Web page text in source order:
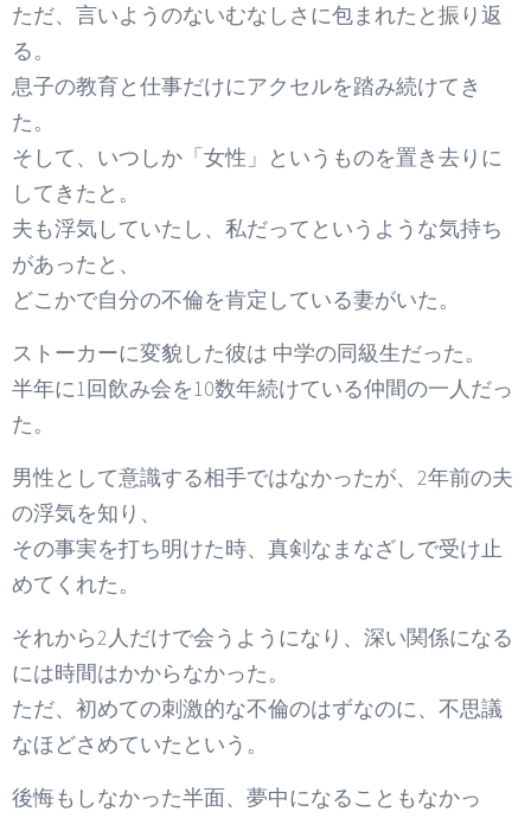
ただ、言いようのないむなしさに包まれたと振り返
る。
息子の教育と仕事だけにアクセルを踏み続けてき
た。
そして、いつしか「女性」というものを置き去りに
してきたと。
夫も浮気していたし、私だってというような気持ち
があったと、
どこかで自分の不倫を肯定している妻がいた。
ストーカーに変貌した彼は 中学の同級生だった。
半年に1回飲み会を10数年続けている仲間の一人だっ
た。
男性として意識する相手ではなかったが、2年前の夫
の浮気を知り、
その事実を打ち明けた時、真剣なまなざしで受け止
めてくれた。
それから2人だけで会うようになり、深い関係になる
には時間はかからなかった。
ただ、初めての刺激的な不倫のはずなのに、不思議
なほどさめていたという。
後悔もしなかった半面、夢中になることもなかっ